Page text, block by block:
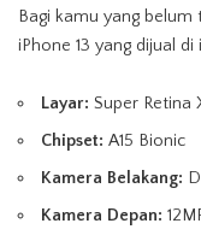
Bagi kamu yang
iPhone 13 yang dijual di
Layar: Super Retina
Chipset: A15 Bionic
Kamera Belakang:
Kamera Depan: